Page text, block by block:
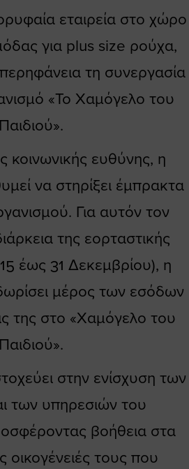
εταιρεία στο χώρο
για plus size ρούχα,
τη συνεργασία
«Το Χαμόγελο του
Παιδιού».
κοινωνικής ευθύνης, η
να στηρίξει έμπρακτα
Για αυτόν τον
της εορταστικής
έως 31 Δεκεμβρίου), η
μέρος των εσόδων
της στο «Χαμόγελο του
Παιδιού».
στην ενίσχυση των
των υπηρεσιών του
βοήθεια στα
οικογένειές τους που